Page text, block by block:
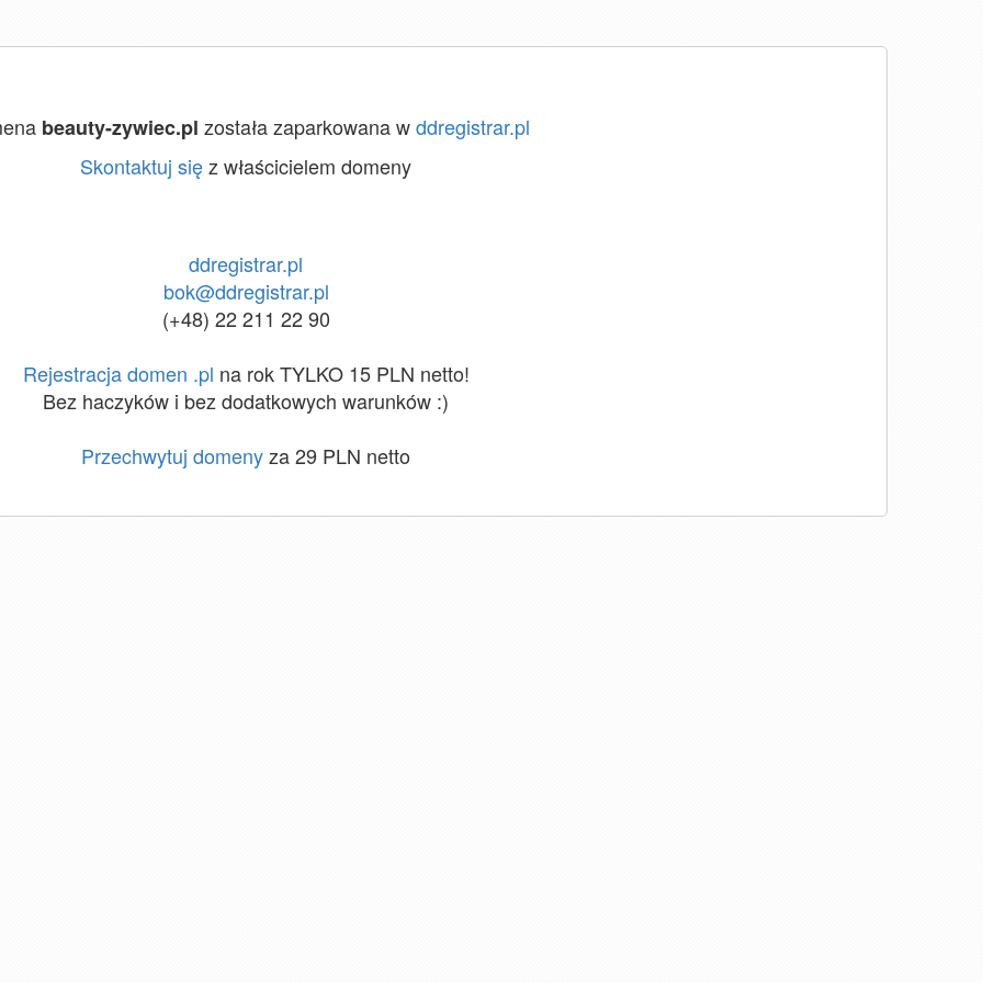
beauty-zywiec.pl została zaparkowana wddregistrar.pl
Skontaktuj sięz właścicielem domeny
ddregistrar.pl
bok@ddregistrar.pl
(+48) 22 211 22 90
Rejestracja domen .pl na rok TYLKO 15 PLN netto!
Bez haczyków i bez dodatkowych warunków :)
Przechwytuj domenyza 29 PLN netto